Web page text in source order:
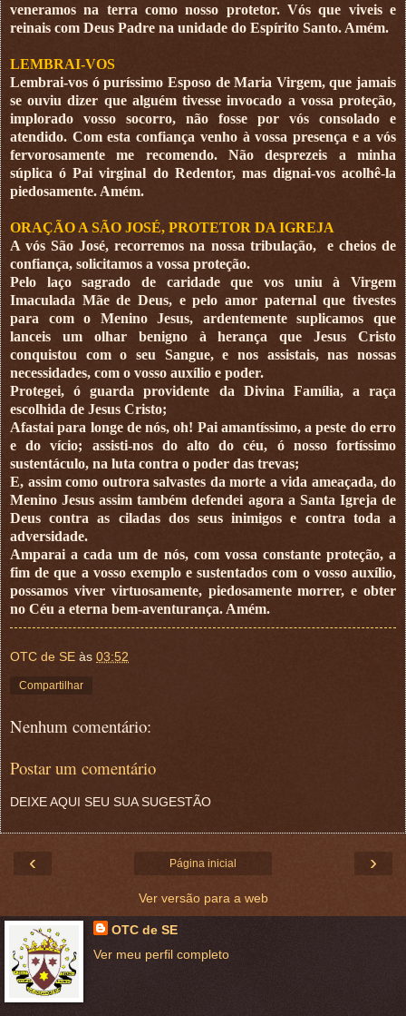
veneramos na terra como nosso protetor. Vós que viveis e
reinais com Deus Padre na unidade do Espírito Santo. Amém.
LEMBRAI-VOS
Lembrai-vos ó puríssimo Esposo de Maria Virgem, que jamais
se ouviu dizer que alguém tivesse invocado a vossa proteção,
implorado vosso socorro, não fosse por vós consolado e
atendido. Com esta confiança venho à vossa presença e a vós
fervorosamente me recomendo. Não desprezeis a minha
súplica ó Pai virginal do Redentor, mas dignai-vos acolhê-la
piedosamente. Amém.
ORAÇÃO A SÃO JOSÉ, PROTETOR DA IGREJA
A vós São José, recorremos na nossa tribulação,
e cheios de
confiança, solicitamos a vossa proteção.
Pelo laço sagrado de caridade que vos uniu à Virgem
Imaculada Mãe de Deus, e pelo amor paternal que tivestes
para com o Menino Jesus, ardentemente suplicamos que
lanceis um olhar benigno à herança que Jesus Cristo
conquistou com o seu Sangue, e nos assistais, nas nossas
necessidades, com o vosso auxílio e poder.
Protegei, ó guarda providente da Divina Família, a raça
escolhida de Jesus Cristo;
Afastai para longe de nós, oh! Pai amantíssimo, a peste do erro
e do vício; assisti-nos do alto do céu, ó nosso fortíssimo
sustentáculo, na luta contra o poder das trevas;
E, assim como outrora salvastes da morte a vida ameaçada, do
Menino Jesus assim também defendei agora a Santa Igreja de
Deus contra as ciladas dos seus inimigos e contra toda a
adversidade.
Amparai a cada um de nós, com vossa constante proteção, a
fim de que a vosso exemplo e sustentados com o vosso auxílio,
possamos viver virtuosamente, piedosamente morrer, e obter
no Céu a eterna bem-aventurança. Amém.
OTC de SE às 03:52
Compartilhar
Nenhum comentário:
Postar um comentário
DEIXE AQUI SEU SUA SUGESTÃO
‹ ›
Página inicial
Ver versão para a web
OTC de SE
Ver meu perfil completo